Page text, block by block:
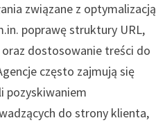
związane z optymalizacją
poprawę struktury URL,
dostosowanie treści do
często zajmują się
pozyskiwaniem
do strony klienta,